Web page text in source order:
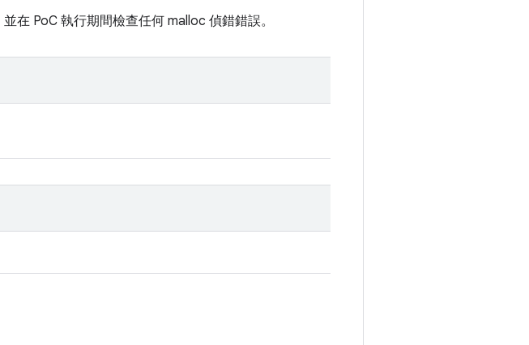
在 PoC 執行期間檢查任何 malloc 偵錯錯誤。